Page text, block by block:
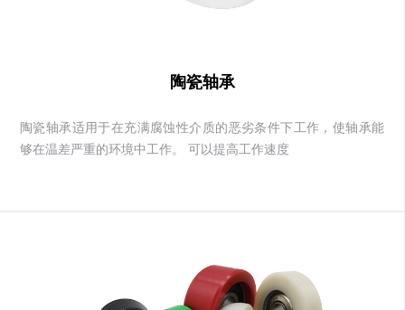
陶瓷轴承
陶瓷轴承适用于在充满腐蚀性介质的恶劣条件下工作，使轴承能
够在温差严重的环境中工作。 可以提高工作速度